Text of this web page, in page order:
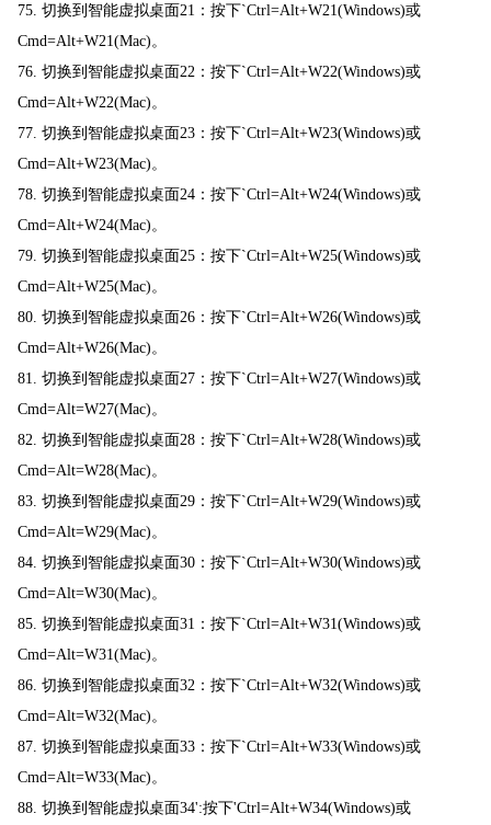
75. 切换到智能虚拟桌面21：按下`Ctrl=Alt+W21(Windows)或
Cmd=Alt+W21(Mac)。
76. 切换到智能虚拟桌面22：按下`Ctrl=Alt+W22(Windows)或
Cmd=Alt+W22(Mac)。
77. 切换到智能虚拟桌面23：按下`Ctrl=Alt+W23(Windows)或
Cmd=Alt+W23(Mac)。
78. 切换到智能虚拟桌面24：按下`Ctrl=Alt+W24(Windows)或
Cmd=Alt+W24(Mac)。
79. 切换到智能虚拟桌面25：按下`Ctrl=Alt+W25(Windows)或
Cmd=Alt+W25(Mac)。
80. 切换到智能虚拟桌面26：按下`Ctrl=Alt+W26(Windows)或
Cmd=Alt+W26(Mac)。
81. 切换到智能虚拟桌面27：按下`Ctrl=Alt+W27(Windows)或
Cmd=Alt=W27(Mac)。
82. 切换到智能虚拟桌面28：按下`Ctrl=Alt+W28(Windows)或
Cmd=Alt=W28(Mac)。
83. 切换到智能虚拟桌面29：按下`Ctrl=Alt+W29(Windows)或
Cmd=Alt=W29(Mac)。
84. 切换到智能虚拟桌面30：按下`Ctrl=Alt+W30(Windows)或
Cmd=Alt=W30(Mac)。
85. 切换到智能虚拟桌面31：按下`Ctrl=Alt+W31(Windows)或
Cmd=Alt=W31(Mac)。
86. 切换到智能虚拟桌面32：按下`Ctrl=Alt+W32(Windows)或
Cmd=Alt=W32(Mac)。
87. 切换到智能虚拟桌面33：按下`Ctrl=Alt+W33(Windows)或
Cmd=Alt=W33(Mac)。
88. 切换到智能虚拟桌面34':按下'Ctrl=Alt+W34(Windows)或